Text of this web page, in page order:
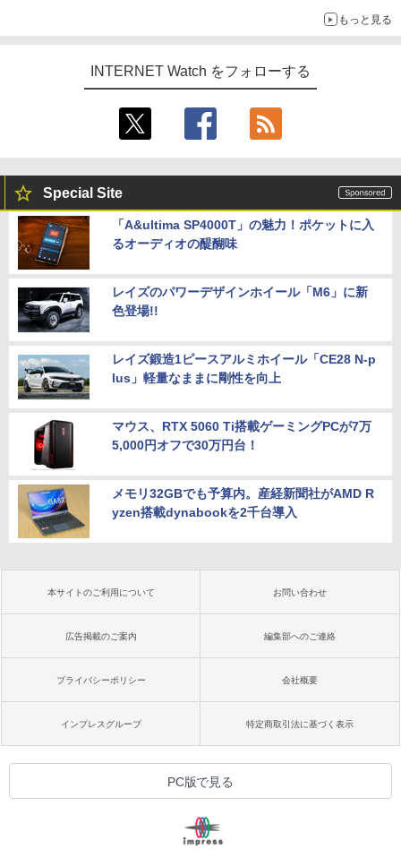
もっと見る
INTERNET Watch をフォローする
Special Site
「A&ultima SP4000T」の魅力！ポケットに入
るオーディオの醍醐味
レイズのパワーデザインホイール「M6」に新
色登場!!
レイズ鍛造1ピースアルミホイール「CE28 N-p
lus」軽量なままに剛性を向上
マウス、RTX 5060 Ti搭載ゲーミングPCが7万
5,000円オフで30万円台！
メモリ32GBでも予算内。産経新聞社がAMD R
yzen搭載dynabookを2千台導入
本サイトのご利用について お問い合わせ
広告掲載のご案内 編集部へのご連絡
プライバシーポリシー 会社概要
インプレスグループ 特定商取引法に基づく表示
PC版で見る